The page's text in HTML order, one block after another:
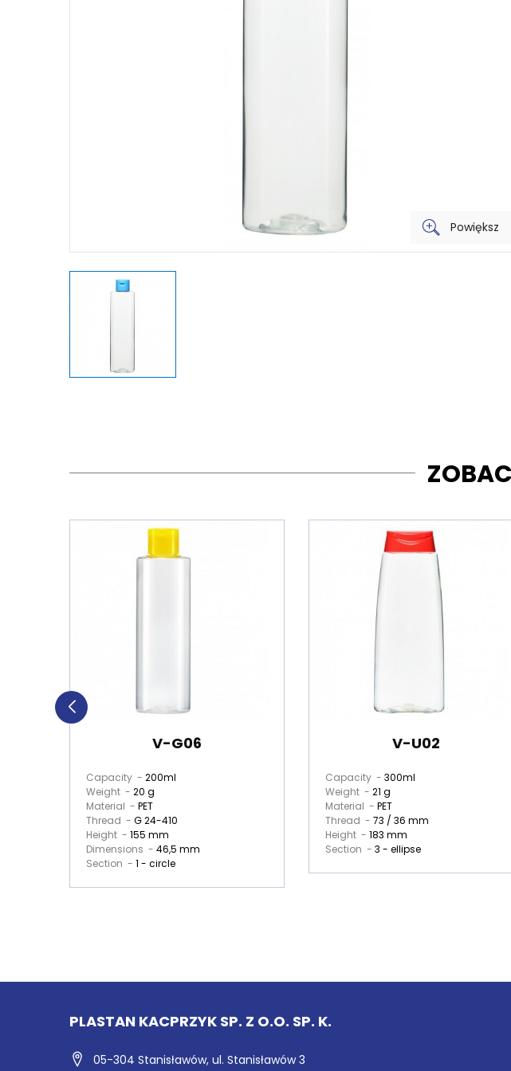
Powiększ
V-G06
Capacity - 200ml
Weight - 20 g
Material - PET
Thread - G 24-410
Height - 155 mm
Dimensions - 46,5 mm
Section - 1 - circle
V-U02
Capacity - 300ml
Weight - 21 g
Material - PET
Thread - 73 / 36 mm
Height - 183 mm
Section - 3 - ellipse
PLASTAN KACPRZYK SP. Z O.O. SP. K.
05-304 Stanisławów, ul. Stanisławów 3